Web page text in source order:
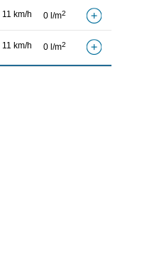
11 km/h 0 l/m2
11 km/h 0 l/m2